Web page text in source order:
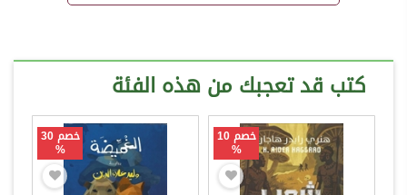
كتب قد تعجبك من هذه الفئة
خصم 10
%
خصم 30
%